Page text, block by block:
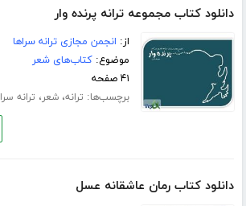
دانلود کتاب مجموعه ترانه پرنده وار
از: انجمن مجازی ترانه سراها
موضوع:کتاب‌های شعر
۴۱ صفحه
برچسب‌ها: ترانه،شعر، ترانه سرا
دانلود کتاب رمان عاشقانه عسل